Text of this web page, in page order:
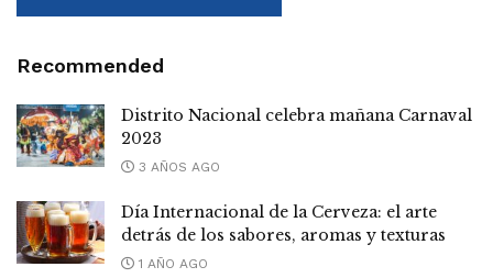
Recommended
Distrito Nacional celebra mañana Carnaval
2023
3 AÑOS AGO
Día Internacional de la Cerveza: el arte
detrás de los sabores, aromas y texturas
1 AÑO AGO